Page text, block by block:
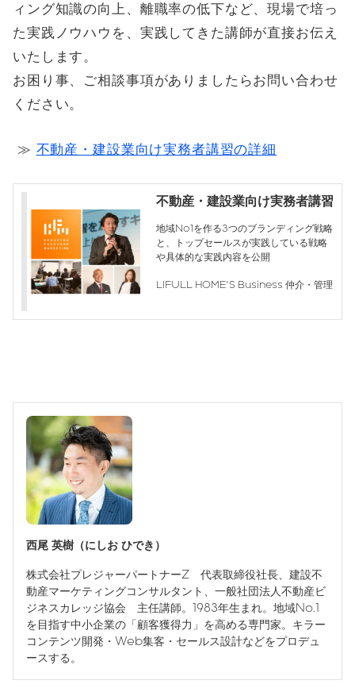
ィング知識の向上、離職率の低下など、現場で培っ
た実践ノウハウを、実践してきた講師が直接お伝え
いたします。
お困り事、ご相談事項がありましたらお問い合わせ
ください。
≫ 不動産・建設業向け実務者講習の詳細
不動産・建設業向け実務者講習
地域No1を作る3つのブランディング戦略
と、トップセールスが実践している戦略
や具体的な実践内容を公開
LIFULL HOME'S Business 仲介・管理
西尾 英樹（にしお ひでき）
株式会社プレジャーパートナーZ 代表取締役社長、建設不
動産マーケティングコンサルタント、一般社団法人不動産ビ
ジネスカレッジ協会 主任講師。1983年生まれ。地域No.1
を目指す中小企業の「顧客獲得力」を高める専門家。キラー
コンテンツ開発・Web集客・セールス設計などをプロデュ
ースする。